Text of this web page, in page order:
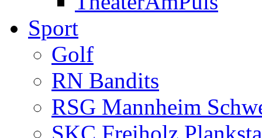
Sport
Golf
RN Bandits
RSG Mannheim
SKC Freiholz